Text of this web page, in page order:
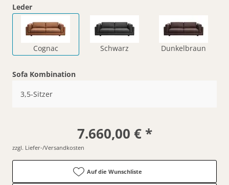
Leder
Cognac Schwarz Dunkelbraun
Sofa Kombination
3,5-Sitzer
7.660,00 € *
zzgl. Liefer-/Versandkosten
Auf die Wunschliste